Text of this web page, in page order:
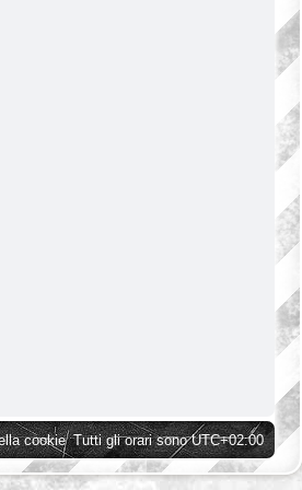
Tutti gli orari sonoUTC+02:00
cookie